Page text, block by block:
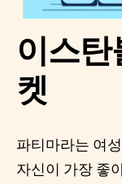
이스
켓
파티마라는 여
자신이 가장 좋